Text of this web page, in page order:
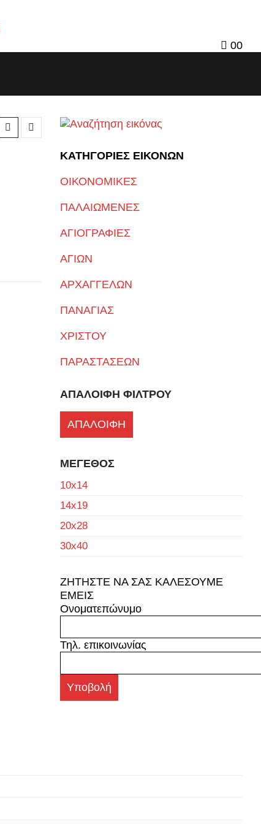
00
ΚΑΤΗΓΟΡΙΕΣ ΕΙΚΟΝΩΝ
ΟΙΚΟΝΟΜΙΚΕΣ
ΠΑΛΑΙΩΜΕΝΕΣ
ΑΓΙΟΓΡΑΦΙΕΣ
ΑΓΙΩΝ
ΑΡΧΑΓΓΕΛΩΝ
ΠΑΝΑΓΙΑΣ
ΧΡΙΣΤΟΥ
ΠΑΡΑΣΤΑΣΕΩΝ
ΑΠΑΛΟΙΦΗ ΦΙΛΤΡΟΥ
ΑΠΑΛΟΙΦΗ
ΜΕΓΕΘΟΣ
10x14
14x19
20x28
30x40
ΖΗΤΗΣΤΕ ΝΑ ΣΑΣ ΚΑΛΕΣΟΥΜΕ
ΕΜΕΙΣ
Ονοματεπώνυμο
Τηλ. επικοινωνίας